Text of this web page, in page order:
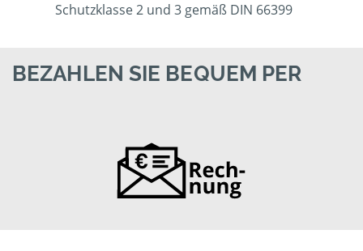
Schutzklasse 2 und 3 gemäß DIN 66399
BEZAHLEN SIE BEQUEM PER